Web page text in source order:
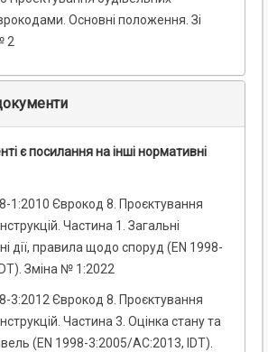
Основні положення. Зі
2
є посилання на інші нормативні
1:2010 Єврокод 8. Проєктування
Частина 1. Загальні
дії, правила щодо споруд (EN 1998-
Зміна № 1:2022
3:2012 Єврокод 8. Проєктування
Частина 3. Оцінка стану та
(EN 1998-3:2005/AC:2013, IDT).